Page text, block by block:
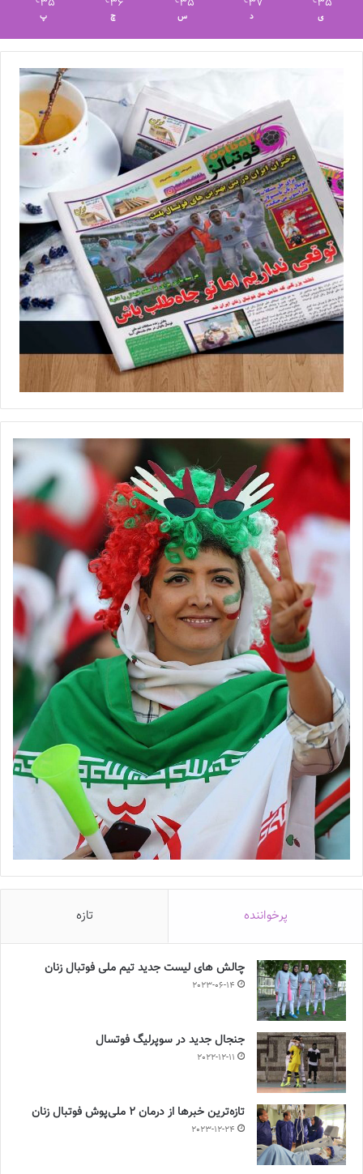
ی د س چ پ
پرخواننده تازه
چالش هاى ليست جدید تيم ملى فوتبال زنان
2023-06-14
جنجال جدید در سوپرلیگ فوتسال
2022-12-11
تازه‌ترین خبرها از درمان ۲ ملی‌پوش فوتبال زنان
2023-12-24